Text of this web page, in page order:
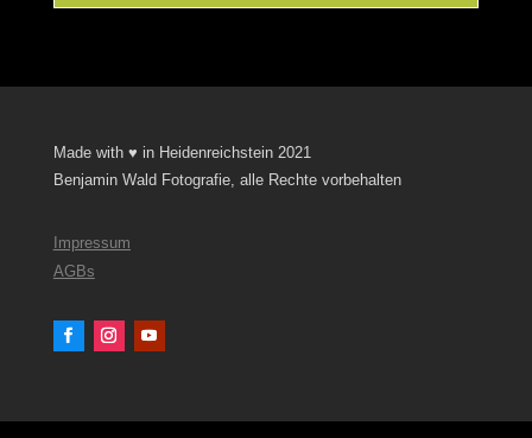
Made with ♥ in Heidenreichstein 2021
Benjamin Wald Fotografie, alle Rechte vorbehalten
Impressum
AGBs